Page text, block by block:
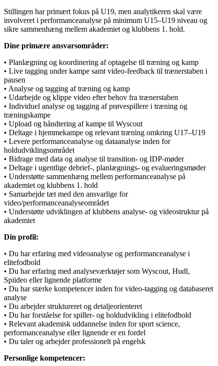
Stillingen har primært fokus på U19, men analytikeren skal være
involveret i performanceanalyse på minimum U15–U19 niveau og
sikre sammenhæng mellem akademiet og klubbens 1. hold.
Dine primære ansvarsområder:
• Planlægning og koordinering af optagelse til træning og kamp
• Live tagging under kampe samt video-feedback til trænerstaben i
pausen
• Analyse og tagging af træning og kamp
• Udarbejde og klippe video efter behov fra trænerstaben
• Individuel analyse og tagging af prøvespillere i træning og
træningskampe
• Upload og håndtering af kampe til Wyscout
• Deltage i hjemmekampe og relevant træning omkring U17–U19
• Levere performanceanalyse og dataanalyse inden for
holdudviklingsområdet
• Bidrage med data og analyse til transition- og IDP-møder
• Deltage i ugentlige debrief-, planlægnings- og evalueringsmøder
• Understøtte sammenhæng mellem performanceanalyse på
akademiet og klubbens 1. hold
• Samarbejde tæt med den ansvarlige for
video/performanceanalyseområdet
• Understøtte udviklingen af klubbens analyse- og videostruktur på
akademiet
Din profil:
• Du har erfaring med videoanalyse og performanceanalyse i
elitefodbold
• Du har erfaring med analyseværktøjer som Wyscout, Hudl,
Spiideo eller lignende platforme
• Du har stærke kompetencer inden for video-tagging og databaseret
analyse
• Du arbejder struktureret og detaljeorienteret
• Du har forståelse for spiller- og holdudvikling i elitefodbold
• Relevant akademisk uddannelse inden for sport science,
performanceanalyse eller lignende er en fordel
• Du taler og arbejder professionelt på engelsk
Personlige kompetencer: